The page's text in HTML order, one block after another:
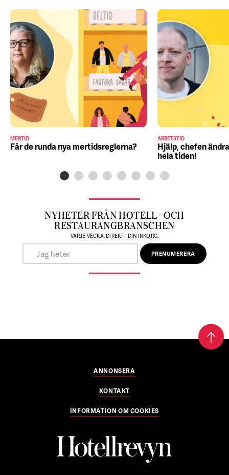
MERTID
Får de runda nya mertidsreglerna?
ARBETSTID
Hjälp, chefen
hela tiden!
NYHETER FRÅN HOTELL- OCH
RESTAURANGBRANSCHEN
VARJE VECKA, DIREKT I DIN INKORG.
ANNONSERA
KONTAKT
INFORMATION OM COOKIES